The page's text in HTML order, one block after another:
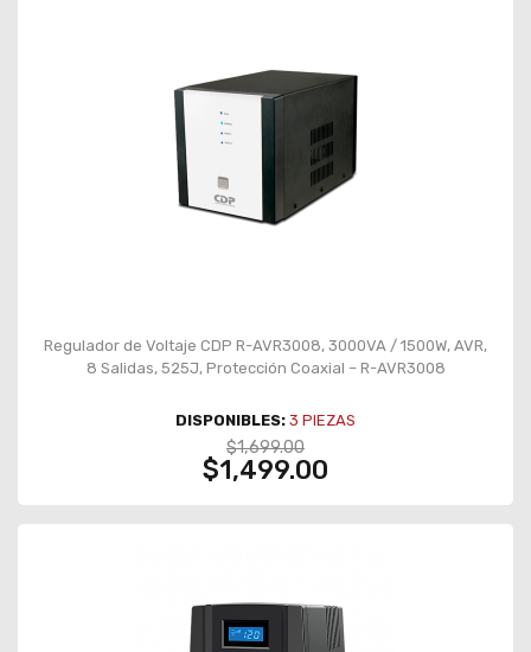
Regulador de Voltaje CDP R-AVR3008, 3000VA / 1500W, AVR,
8 Salidas, 525J, Protección Coaxial – R-AVR3008
DISPONIBLES: 3 PIEZAS
$1,699.00
$1,499.00